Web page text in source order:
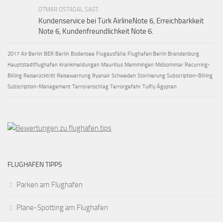
OTMAR OSTADAL SAGT:
Kundenservice bei Türk AirlineNote 6, Erreichbarkkeit
Note 6, Kundenfreundlichkeit Note 6.
2017 Air Berlin BER Berlin Bodensee Flugausfälle Flughafen Berlin Brandenburg
Hauptstadtflughafen Krankmeldungen Mauritius Memmingen Midsommar Recurring-
Billing Reiserücktritt Reisewarnung Ryanair Schweden Stornierung Subscription-Billing
Subscription-Management Terroranschlag Terrorgefahr Tuifly Ägypten
FLUGHAFEN TIPPS
Parken am Flughafen
Plane-Spotting am Flughafen